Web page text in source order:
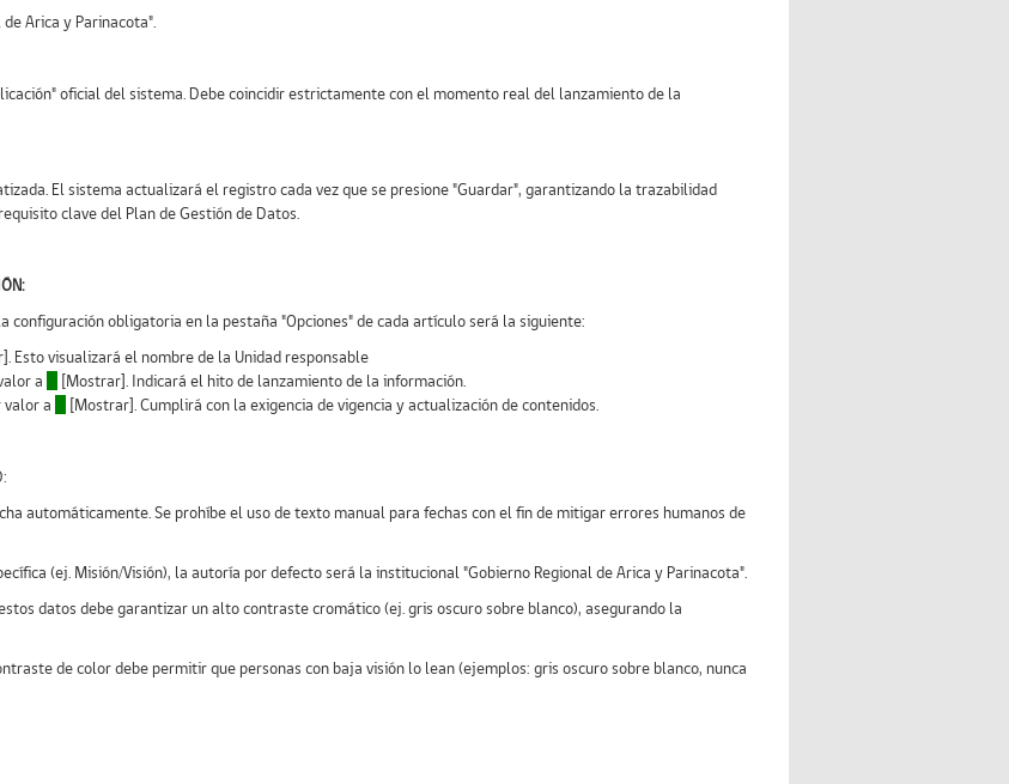
Arica y Parinacota".
oficial del sistema. Debe coincidir estrictamente con el momento real del lanzamiento de la
El sistema actualizará el registro cada vez que se presione "Guardar", garantizando la trazabilidad
clave del Plan de Gestión de Datos.
configuración obligatoria en la pestaña "Opciones" de cada artículo será la siguiente:
Esto visualizará el nombre de la Unidad responsable
a
[Mostrar]. Indicará el hito de lanzamiento de la información.
valor a
[Mostrar]. Cumplirá con la exigencia de vigencia y actualización de contenidos.
automáticamente. Se prohíbe el uso de texto manual para fechas con el fin de mitigar errores humanos de
(ej. Misión/Visión), la autoría por defecto será la institucional "Gobierno Regional de Arica y Parinacota".
datos debe garantizar un alto contraste cromático (ej. gris oscuro sobre blanco), asegurando la
de color debe permitir que personas con baja visión lo lean (ejemplos: gris oscuro sobre blanco, nunca